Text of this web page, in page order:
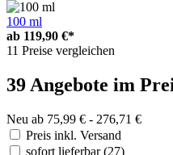
100 ml
ab 119,90 €*
11 Preise vergleichen
39 Angebote im
Neu ab 75,99 € - 276,71 €
Preis inkl. Versand
sofort lieferbar(27)